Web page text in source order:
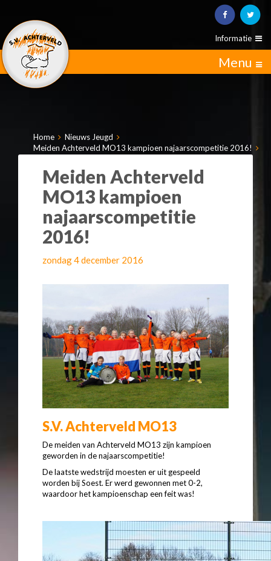
Informatie
Menu
Home
Nieuws Jeugd
Meiden Achterveld MO13 kampioen najaarscompetitie 2016!
Meiden Achterveld
MO13 kampioen
najaarscompetitie
2016!
zondag 4 december 2016
S.V. Achterveld MO13
De meiden van Achterveld MO13 zijn kampioen
geworden in de najaarscompetitie!
De laatste wedstrijd moesten er uit gespeeld
worden bij Soest. Er werd gewonnen met 0-2,
waardoor het kampioenschap een feit was!